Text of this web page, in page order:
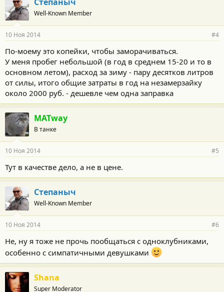
Well-Known Member
10 Ноя 2014 #4
По-моему это копейки, чтобы заморачиваться.
У меня пробег небольшой (в год в среднем 15-20 и то в
основном летом), расход за зиму - пару десятков литров
от силы, итого общие затраты в год на незамерзайку
около 2000 руб. - дешевле чем одна заправка
MATway
В танке
10 Ноя 2014 #5
Тут в качестве дело, а не в цене.
Степаныч
Well-Known Member
10 Ноя 2014 #6
Не, ну я тоже не прочь пообщаться с одноклубниками,
особенно с симпатичными девушками
Shana
Super Moderator